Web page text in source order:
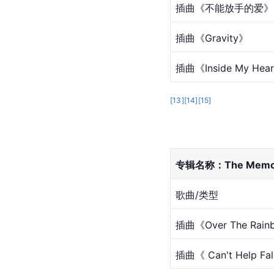
插曲《不能放手的爱》
插曲《Gravity》
插曲《Inside My
[13][14] [15]
专辑名称：The
歌曲/类型
插曲《Over The
插曲《 Can't Help